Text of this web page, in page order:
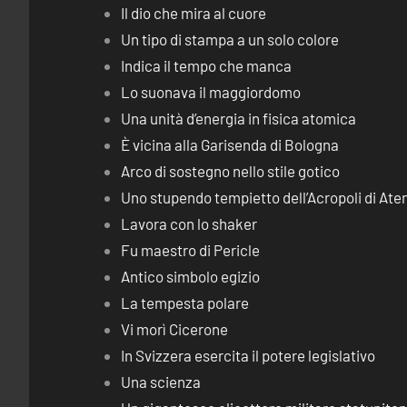
Il dio che mira al cuore
Un tipo di stampa a un solo colore
Indica il tempo che manca
Lo suonava il maggiordomo
Una unità d’energia in fisica atomica
È vicina alla Garisenda di Bologna
Arco di sostegno nello stile gotico
Uno stupendo tempietto dell’Acropoli di
Lavora con lo shaker
Fu maestro di Pericle
Antico simbolo egizio
La tempesta polare
Vi morì Cicerone
In Svizzera esercita il potere legislativo
Una scienza